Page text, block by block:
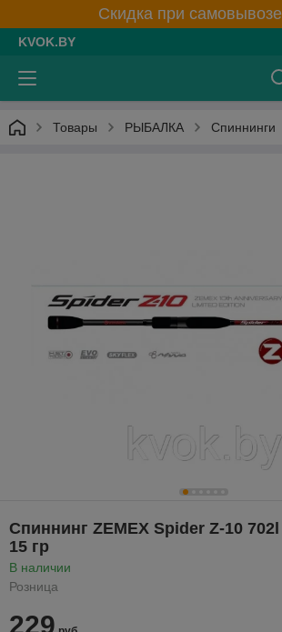
Скидка при
KVOK.BY
Товары РЫБАЛКА Спиннинги
Спиннинг ZEMEX Spider Z-10
15 гр
В наличии
Розница
229